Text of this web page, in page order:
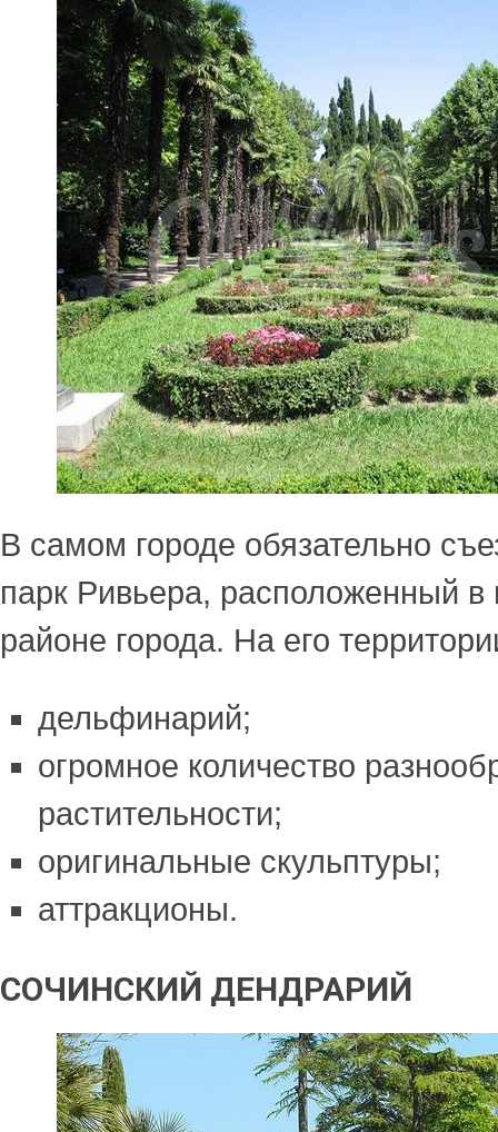
В самом городе обязательно
парк Ривьера, расположенный в
районе города. На его
дельфинарий;
огромное количество
растительности;
оригинальные скульптуры;
аттракционы.
СОЧИНСКИЙ ДЕНДРАРИЙ